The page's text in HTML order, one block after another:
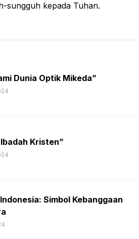
sungguh kepada Tuhan.
Dunia Optik Mikeda”
Kristen”
Simbol Kebanggaan